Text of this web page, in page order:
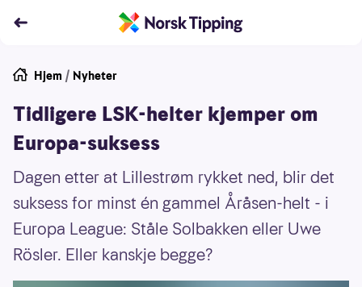
Hjem / Nyheter
Tidligere LSK-helter kjemper om
Europa-suksess
Dagen etter at Lillestrøm rykket ned, blir det
suksess for minst én gammel Åråsen-helt - i
Europa League: Ståle Solbakken eller Uwe
Rösler. Eller kanskje begge?